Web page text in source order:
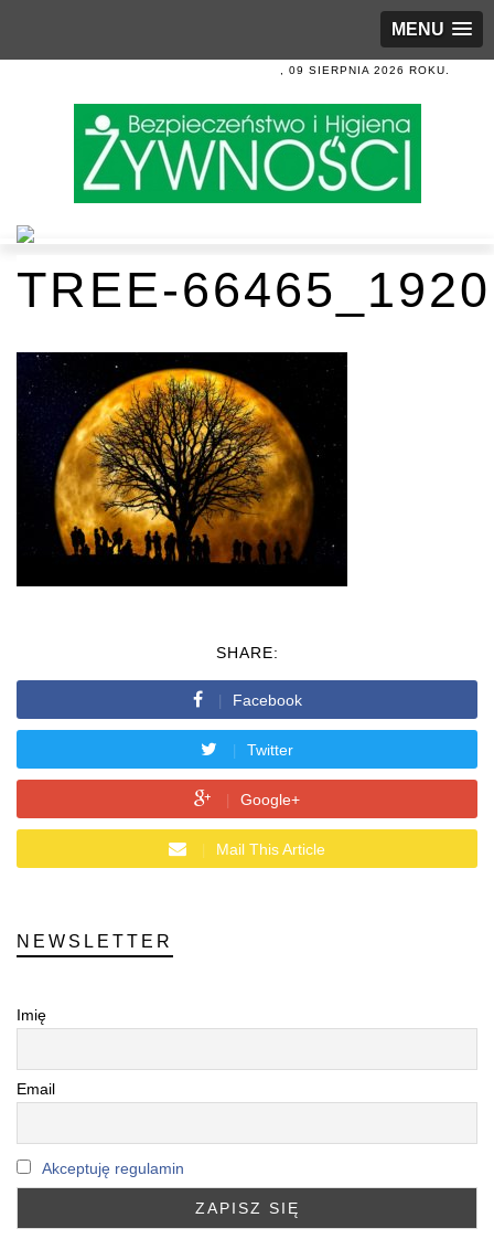
MENU
, 09 SIERPNIA 2026 ROKU.
TREE-66465_1920
SHARE:
Facebook
Twitter
Google+
Mail This Article
NEWSLETTER
Imię
Email
Akceptuję regulamin